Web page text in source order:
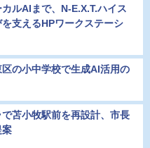
ルAIまで、N-E.X.T.ハイス
支えるHPワークステーシ
の小中学校で生成AI活用の
苫小牧駅前を再設計、市長
案